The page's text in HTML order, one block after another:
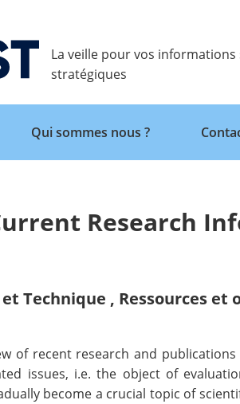
La veille pour vos
stratégiques
Retour
Qui sommes nous ?
Research
Technique , Ressources et
of recent research and
issues, i.e. the object of
become a crucial topic of